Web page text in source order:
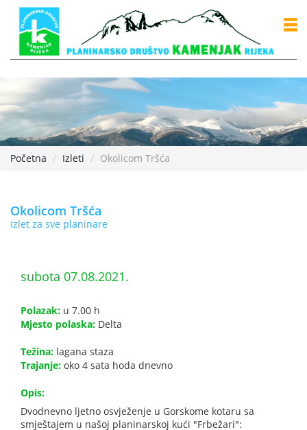
Početna Izleti Okolicom Tršća
Okolicom Tršća
Izlet za sve planinare
subota 07.08.2021.
Polazak: u 7.00 h
Mjesto polaska: Delta
Težina: lagana staza
Trajanje: oko 4 sata hoda dnevno
Opis:
Dvodnevno ljetno osvježenje u Gorskome kotaru sa
smještajem u našoj planinarskoj kući "Frbežari":